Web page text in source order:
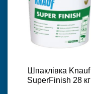
Шпаклівка Knauf
SuperFinish 28 кг